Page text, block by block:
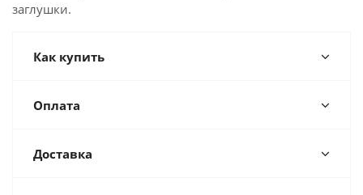
заглушки.
Как купить
Оплата
Доставка